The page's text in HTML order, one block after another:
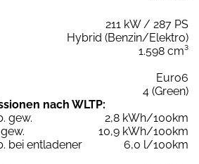
211 kW / 287 PS
Hybrid (Benzin/Elektro)
1.598 cm³
Euro6
4 (Green)
nach WLTP:
gew.
2,8 kWh/100km
10,9 kWh/100km
bei entladener
6,0 l/100km